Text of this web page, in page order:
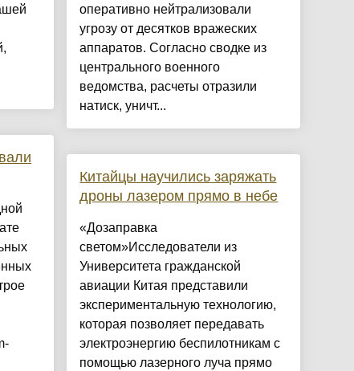
оперативно нейтрализовали
угрозу от десятков вражеских
аппаратов. Согласно сводке из
центрального военного
ведомства, расчеты отразили
натиск, уничт...
Китайцы научились заряжать
дроны лазером прямо в небе
«Дозаправка
светом»Исследователи из
Университета гражданской
авиации Китая представили
экспериментальную технологию,
которая позволяет передавать
электроэнергию беспилотникам с
помощью лазерного луча прямо